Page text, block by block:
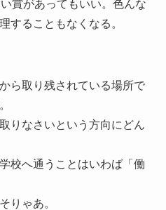
賞があってもいい。色んな
することもなくなる。
ら取り残されている場所で
りなさいという方向にどん
校へ通うことはいわば「働
りゃあ。